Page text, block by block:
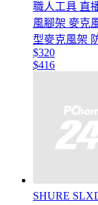
職人工具 直
風腳架 麥克
型麥克風架
$320
$416
SHURE